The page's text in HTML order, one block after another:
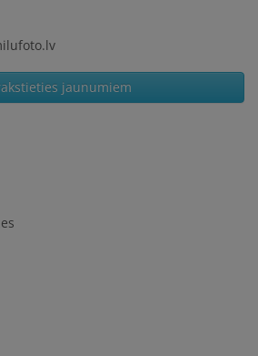
jaunumiem